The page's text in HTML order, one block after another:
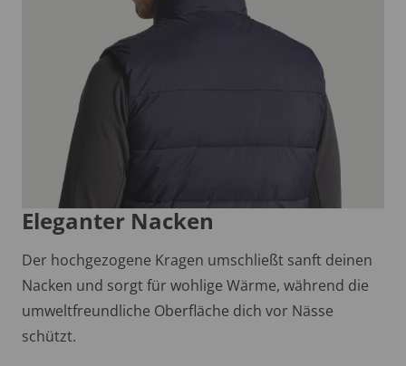
Eleganter Nacken
Der hochgezogene Kragen umschließt sanft deinen
Nacken und sorgt für wohlige Wärme, während die
umweltfreundliche Oberfläche dich vor Nässe
schützt.